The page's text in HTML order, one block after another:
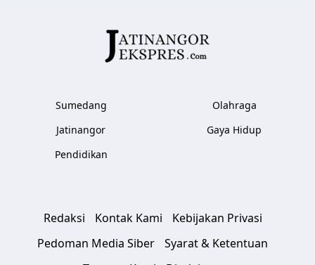
Sumedang
Jatinangor
Pendidikan
Olahraga
Gaya Hidup
Redaksi Kontak Kami
Kebijakan Privasi
Pedoman Media Siber
Syarat & Ketentuan